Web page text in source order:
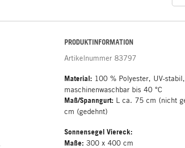
PRODUKTINFORMATION
Artikelnummer 83797
Material: 100 % Polyester, UV-
maschinenwaschbar bis 40 °C
Maß/Spanngurt: L ca. 75 cm (nicht
cm (gedehnt)
Sonnensegel Viereck:
Maße: 300 x 400 cm